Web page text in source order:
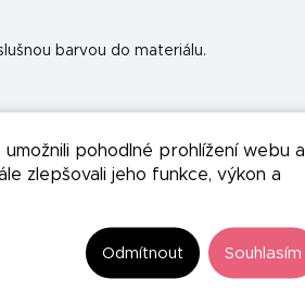
umožnili pohodlné prohlížení webu a
zlepšovali jeho funkce, výkon a
Odmítnout Souhlasím
barvou do materiálu.